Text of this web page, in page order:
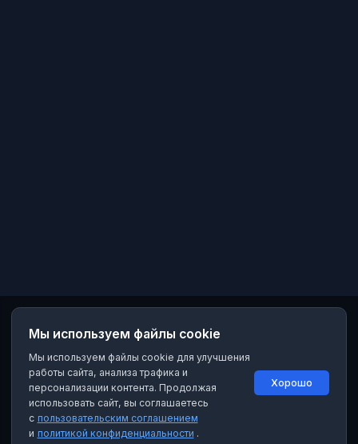
Мы используем файлы cookie
Мы используем файлы cookie для улучшения
работы сайта, анализа трафика и
персонализации контента. Продолжая
использовать сайт, вы соглашаетесь
с пользовательским соглашением
и политикой конфиденциальности .
Хорошо